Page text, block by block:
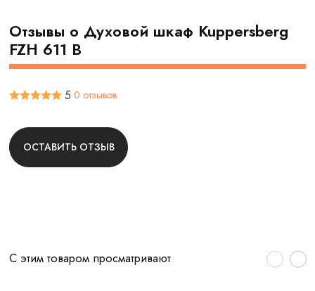
Отзывы о Духовой шкаф Kuppersberg
FZH 611 B
5 0 отзывов
ОСТАВИТЬ ОТЗЫВ
С этим товаром просматривают